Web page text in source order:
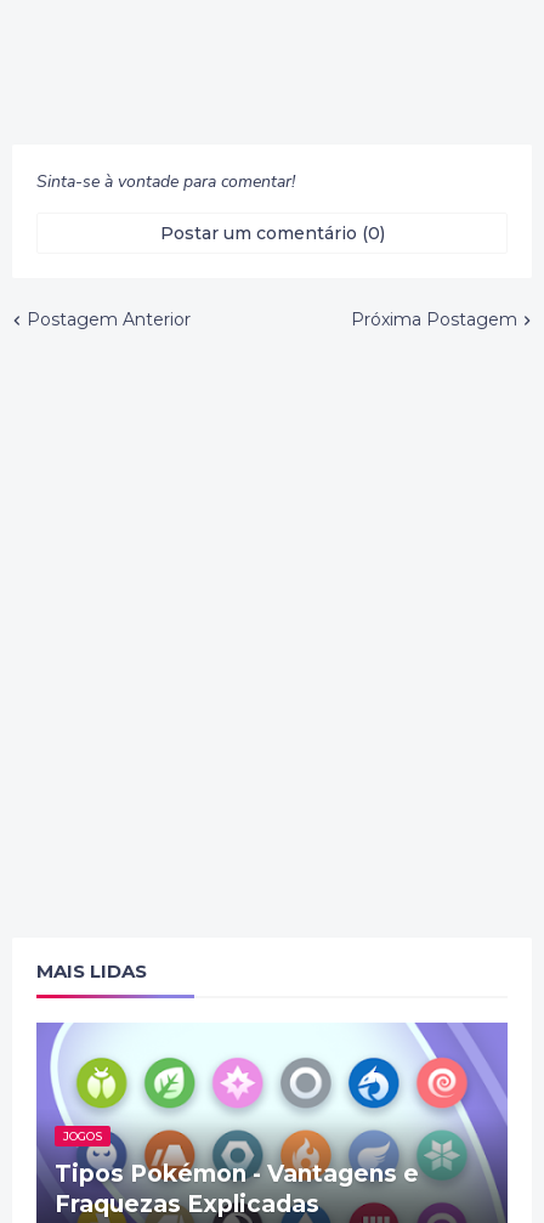
Sinta-se à vontade para comentar!
Postar um comentário (0)
Postagem Anterior Próxima Postagem
MAIS LIDAS
JOGOS
Tipos Pokémon - Vantagens e
Fraquezas Explicadas